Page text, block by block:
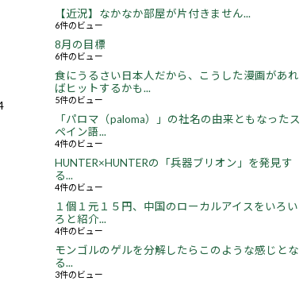
【近況】なかなか部屋が片付きません...
6件のビュー
8月の目標
6件のビュー
食にうるさい日本人だから、こうした漫画があれ
ばヒットするかも...
5件のビュー
「パロマ（paloma）」の社名の由来ともなったス
ペイン語...
4件のビュー
HUNTER×HUNTERの「兵器ブリオン」を発見す
る...
4件のビュー
１個１元１５円、中国のローカルアイスをいろい
ろと紹介...
4件のビュー
モンゴルのゲルを分解したらこのような感じとな
る...
3件のビュー